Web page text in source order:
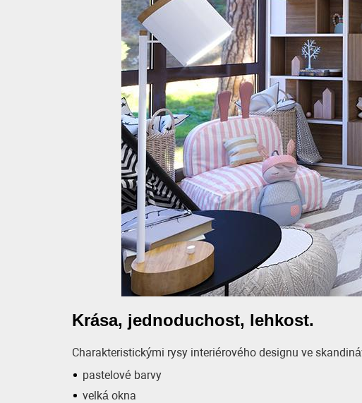
Krása, jednoduchost, lehkost.
Charakteristickými rysy interiérového designu ve
pastelové barvy
velká okna